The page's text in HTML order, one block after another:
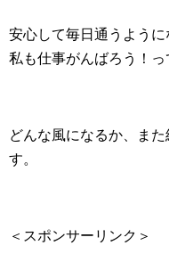
安心して毎日通うように
私も仕事がんばろう！っ
どんな風になるか、ま
す。
＜スポンサーリンク＞